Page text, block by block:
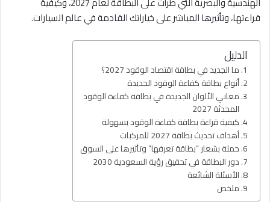
قراءتها، وتأثيرها المباشر على خياراتك القادمة في عالم السيارات.
الدليل
ما الجديد في بطاقة اقتصاد الوقود 2027؟
أنواع بطاقة كفاءة الوقود الجديدة
معاني الألوان الجديدة في بطاقة كفاءة الوقود
المحدثة 2027
كيفية قراءة بطاقة كفاءة الوقود بسهولة
أهداف تحديث بطاقة 2027 للمركبات
حملة بشعار “بطاقة تعرفها” وتأثيرها على السوق
دور البطاقة في تحقيق رؤية السعودية 2030
الأسئلة الشائعة
ملخص